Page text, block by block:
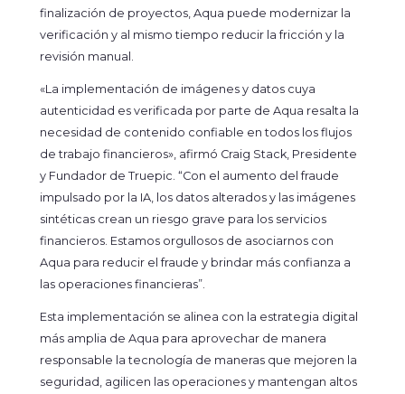
finalización de proyectos, Aqua puede modernizar la
verificación y al mismo tiempo reducir la fricción y la
revisión manual.
«La implementación de imágenes y datos cuya
autenticidad es verificada por parte de Aqua resalta la
necesidad de contenido confiable en todos los flujos
de trabajo financieros», afirmó Craig Stack, Presidente
y Fundador de Truepic. “Con el aumento del fraude
impulsado por la IA, los datos alterados y las imágenes
sintéticas crean un riesgo grave para los servicios
financieros. Estamos orgullosos de asociarnos con
Aqua para reducir el fraude y brindar más confianza a
las operaciones financieras”.
Esta implementación se alinea con la estrategia digital
más amplia de Aqua para aprovechar de manera
responsable la tecnología de maneras que mejoren la
seguridad, agilicen las operaciones y mantengan altos